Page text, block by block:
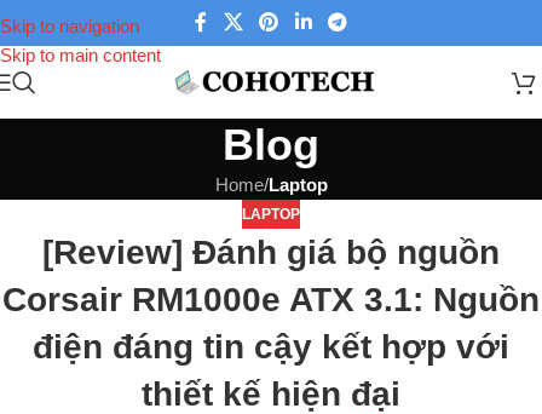
Skip to navigation
Skip to main content
Blog
Home/Laptop
LAPTOP
[Review] Đánh giá bộ nguồn
Corsair RM1000e ATX 3.1: Nguồn
điện đáng tin cậy kết hợp với
thiết kế hiện đại